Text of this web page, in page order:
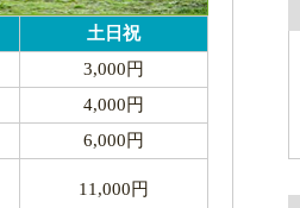
土日祝
3,000円
4,000円
6,000円
11,000円